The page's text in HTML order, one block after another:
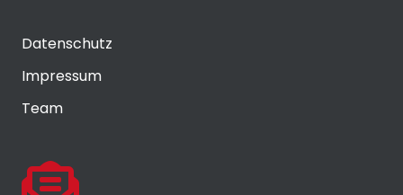
Datenschutz
Impressum
Team